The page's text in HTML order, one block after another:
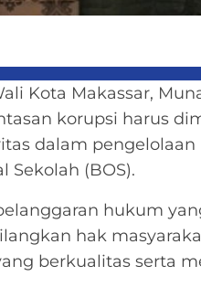
Kota Makassar,
korupsi harus
dalam pengelolaan
Sekolah (BOS).
hukum
hak
berkualitas serta